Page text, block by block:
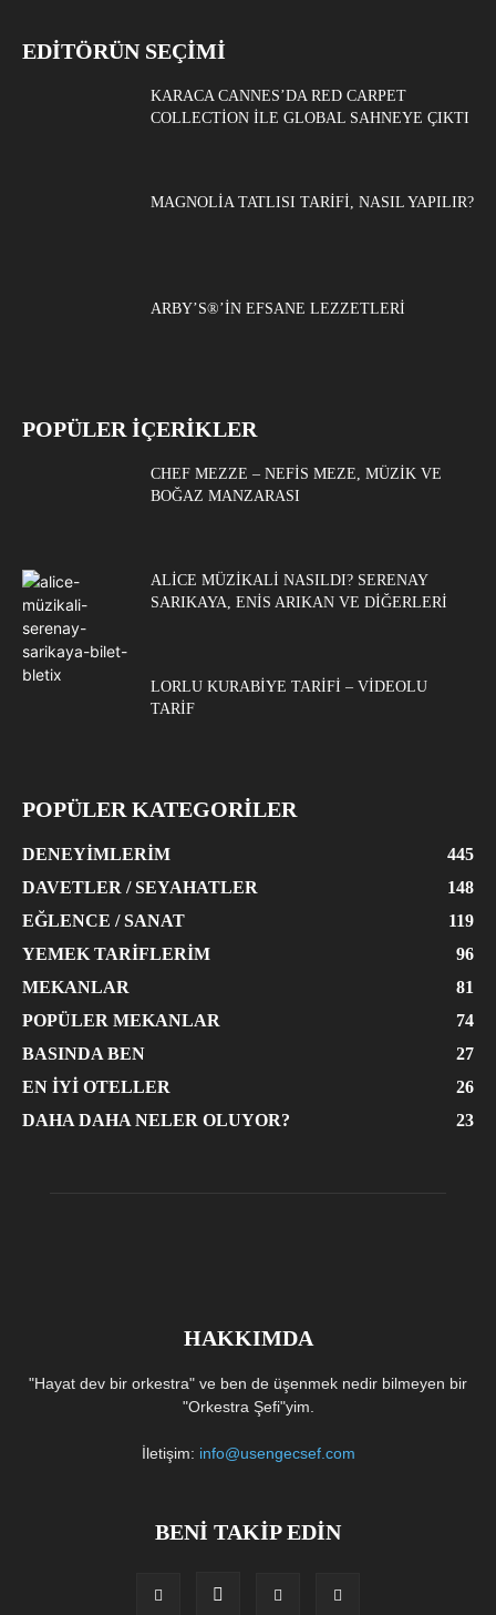
EDITÖRÜN SEÇIMI
KARACA CANNES’DA RED CARPET
COLLECTION ILE GLOBAL SAHNEYE ÇIKTI
MAGNOLIA TATLISI TARIFI, NASIL YAPILIR?
ARBY’S®’IN EFSANE LEZZETLERI
POPÜLER İÇERİKLER
CHEF MEZZE – NEFIS MEZE, MÜZIK VE
BOĞAZ MANZARASI
ALICE MÜZIKALI NASILDI? SERENAY
SARIKAYA, ENIS ARIKAN VE DIĞERLERI
LORLU KURABIYE TARIFI – VIDEOLU
TARIF
POPÜLER KATEGORİLER
DENEYIMLERIM
445
DAVETLER / SEYAHATLER
148
EĞLENCE / SANAT
119
YEMEK TARIFLERIM
96
MEKANLAR
81
POPÜLER MEKANLAR
74
BASINDA BEN
27
EN İYI OTELLER
26
DAHA DAHA NELER OLUYOR?
23
HAKKIMDA
"Hayat dev bir orkestra" ve ben de üşenmek nedir bilmeyen bir
"Orkestra Şefi"yim.
İletişim: info@usengecsef.com
BENİ TAKİP EDİN